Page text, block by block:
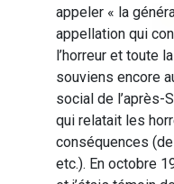
appeler « la
appellation qui
l’horreur et toute
souviens encore
social de l’après-
qui relatait les
conséquences
etc.). En octobre